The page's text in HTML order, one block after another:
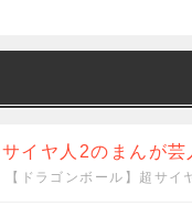
イヤ人2のまんが
【ドラゴンボール】超サイ